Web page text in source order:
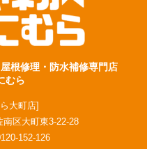
根修理・防水補修専門店
むら
大町店]
区大町東3-22-28
152-126